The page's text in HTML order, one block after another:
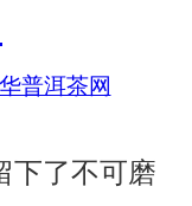
普洱茶网
下了不可磨